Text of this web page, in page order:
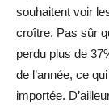
souhaitent voir
croître. Pas sûr
perdu plus de
de l’année, ce
importée.